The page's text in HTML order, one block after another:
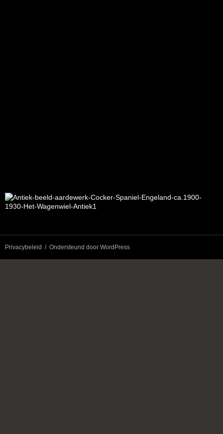
Privacybeleid Ondersteund door WordPress